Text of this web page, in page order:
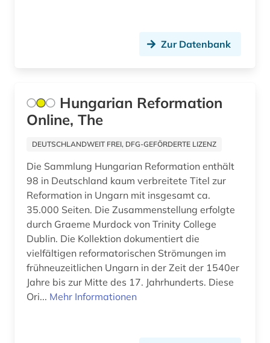
antisemitismus (1)
anästhesie (1)
apologetik (1)
aquakultur (10)
aquarell (1)
arabisch (6)
arabische schrift (1)
Ostasien (3)
Palaestina (2)
Polen (11)
Portugal (7)
Rheinland-Pfalz (4)
Roemisches Reich (8)
Rumänien (6)
Russland, Sowjetunion (19)
Zur Datenbank
Hungarian Reformation
Online, The
DEUTSCHLANDWEIT FREI, DFG-GEFÖRDERTE LIZENZ
Die Sammlung Hungarian Reformation enthält
98 in Deutschland kaum verbreitete Titel zur
Reformation in Ungarn mit insgesamt ca.
35.000 Seiten. Die Zusammenstellung erfolgte
durch Graeme Murdock von Trinity College
Dublin. Die Kollektion dokumentiert die
vielfältigen reformatorischen Strömungen im
frühneuzeitlichen Ungarn in der Zeit der 1540er
Jahre bis zur Mitte des 17. Jahrhunderts. Diese
Ori... Mehr Informationen